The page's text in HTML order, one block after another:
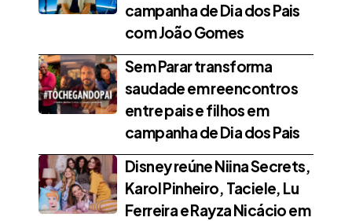
campanha de Dia dos Pais
com João Gomes
Sem Parar transforma
saudade em reencontros
entre pais e filhos em
campanha de Dia dos Pais
Disney reúne Niina Secrets,
Karol Pinheiro, Taciele, Lu
Ferreira e Rayza Nicácio em